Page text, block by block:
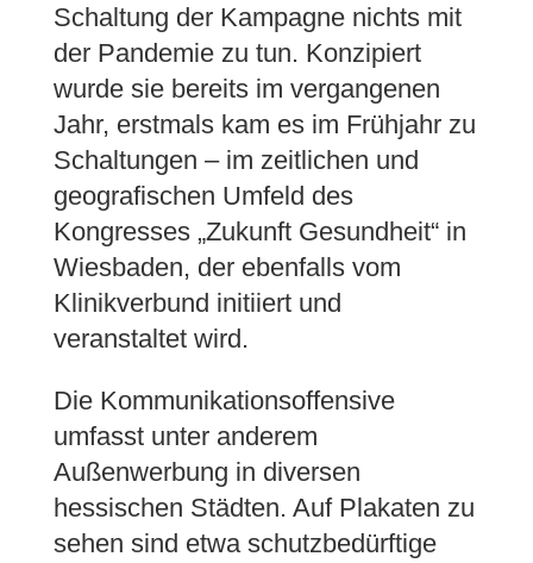
Schaltung der Kampagne nichts mit
der Pandemie zu tun. Konzipiert
wurde sie bereits im vergangenen
Jahr, erstmals kam es im Frühjahr zu
Schaltungen – im zeitlichen und
geografischen Umfeld des
Kongresses „Zukunft Gesundheit“ in
Wiesbaden, der ebenfalls vom
Klinikverbund initiiert und
veranstaltet wird.
Die Kommunikationsoffensive
umfasst unter anderem
Außenwerbung in diversen
hessischen Städten. Auf Plakaten zu
sehen sind etwa schutzbedürftige